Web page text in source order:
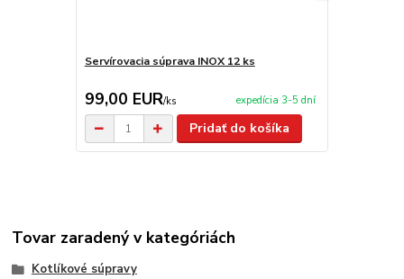
Servírovacia súprava INOX 12 ks
99,00 EUR/ks expedícia 3-5 dní
Pridať do košíka
Tovar zaradený v kategóriách
Kotlíkové súpravy